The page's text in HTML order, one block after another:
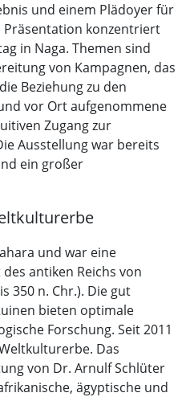
und einem Plädoyer für
Präsentation konzentriert
in Naga. Themen sind
von Kampagnen, das
Beziehung zu den
vor Ort aufgenommene
Zugang zur
Ausstellung war bereits
ein großer
und war eine
antiken Reichs von
350 n. Chr.). Die gut
bieten optimale
Forschung. Seit 2011
Das
von Dr. Arnulf Schlüter
ägyptische und